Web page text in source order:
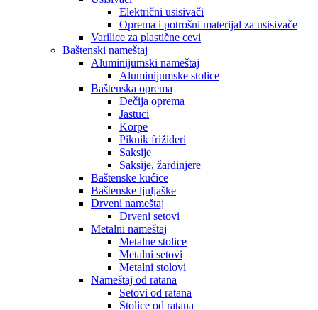
Električni usisivači
Oprema i potrošni materijal za usisivače
Varilice za plastične cevi
Baštenski nameštaj
Aluminijumski nameštaj
Aluminijumske stolice
Baštenska oprema
Dečija oprema
Jastuci
Korpe
Piknik frižideri
Saksije
Saksije, žardinjere
Baštenske kućice
Baštenske ljuljaške
Drveni nameštaj
Drveni setovi
Metalni nameštaj
Metalne stolice
Metalni setovi
Metalni stolovi
Nameštaj od ratana
Setovi od ratana
Stolice od ratana